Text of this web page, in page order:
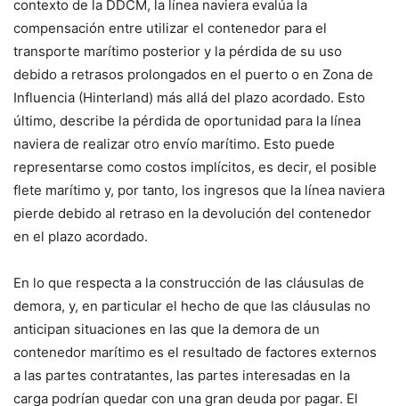
contexto de la DDCM, la línea naviera evalúa la
compensación entre utilizar el contenedor para el
transporte marítimo posterior y la pérdida de su uso
debido a retrasos prolongados en el puerto o en Zona de
Influencia (Hinterland) más allá del plazo acordado. Esto
último, describe la pérdida de oportunidad para la línea
naviera de realizar otro envío marítimo. Esto puede
representarse como costos implícitos, es decir, el posible
flete marítimo y, por tanto, los ingresos que la línea naviera
pierde debido al retraso en la devolución del contenedor
en el plazo acordado.
En lo que respecta a la construcción de las cláusulas de
demora, y, en particular el hecho de que las cláusulas no
anticipan situaciones en las que la demora de un
contenedor marítimo es el resultado de factores externos
a las partes contratantes, las partes interesadas en la
carga podrían quedar con una gran deuda por pagar. El